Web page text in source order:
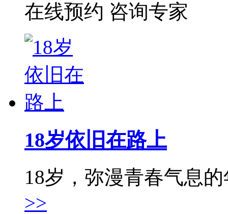
在线预约 咨询专家
18岁依旧在路上
18岁，弥漫青春气息
>>